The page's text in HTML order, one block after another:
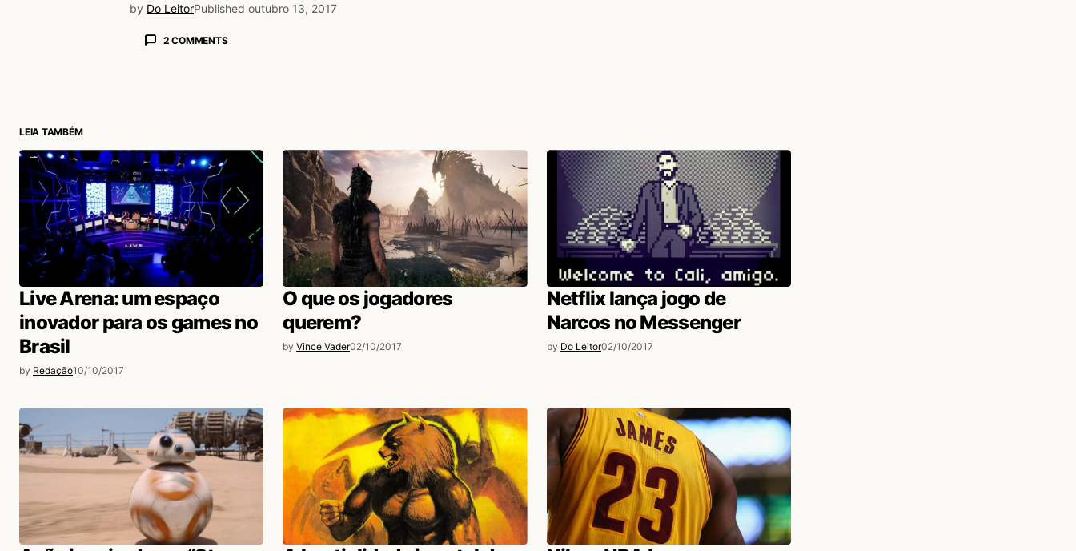
by Do LeitorPublished outubro 13, 2017
2 COMMENTS
Ana Carolina Vedovato 13/10/2017 às 10:12 AM
Maximiliano Affonso GuimarÃ£es bom dia
Acesse para responder
login
LEIA TAMBÉM
Live Arena: um espaço
inovador para os games no
Brasil
by Redação10/10/2017
O que os jogadores
querem?
by Vince Vader02/10/2017
Netflix lança jogo de
Narcos no Messenger
by Do Leitor02/10/2017